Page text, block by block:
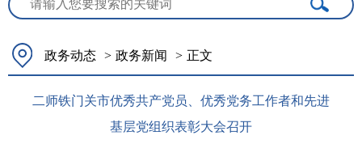
政务动态 > 政务新闻 > 正文
二师铁门关市优秀共产党员、优秀党务工作者和先进
基层党组织表彰大会召开